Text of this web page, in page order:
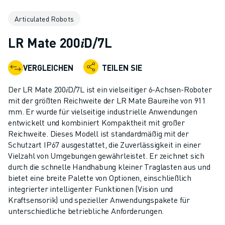
ROBOTERPALETTE
ROBOTER-ZUBEHÖR
ROBOTER-SOFTWARE
SIMULATIONSSOFTWARE
ROBOTIK-PRODUKTE FÜR DEN BILDUNGSBEREICH
ROBOTER-AUTOMATISIERUNG
KOMPAKTE CNC-BEARBEITUNGSZENTREN
ROBODRILL-FILTER
ROBODRILL KOMPAKTE CNC-BEARBEITUNGSZENTREN
ROBODRILL HARDWARE
ROBODRILL SOFTWARE
ROBODRILL VORBEUGENDE WARTUNG
ROBODRILL NACHHALTIGKEIT
ROBODRILL ROBOTER-PAKET
ROBODRILL BILDUNGSPAKET
Articulated Robots
LR Mate 200𝑖D/7L
VERGLEICHEN TEILEN SIE
Der LR Mate 200𝑖D/7L ist ein vielseitiger 6-Achsen-Roboter
mit der größten Reichweite der LR Mate Baureihe von 911
mm. Er wurde für vielseitige industrielle Anwendungen
entwickelt und kombiniert Kompaktheit mit großer
Reichweite. Dieses Modell ist standardmäßig mit der
Schutzart IP67 ausgestattet, die Zuverlässigkeit in einer
Vielzahl von Umgebungen gewährleistet. Er zeichnet sich
durch die schnelle Handhabung kleiner Traglasten aus und
bietet eine breite Palette von Optionen, einschließlich
integrierter intelligenter Funktionen (Vision und
Kraftsensorik) und spezieller Anwendungspakete für
unterschiedliche betriebliche Anforderungen.